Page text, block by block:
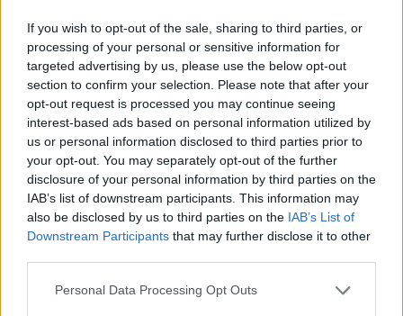
If you wish to opt-out of the sale, sharing to third parties, or
processing of your personal or sensitive information for
targeted advertising by us, please use the below opt-out
section to confirm your selection. Please note that after your
opt-out request is processed you may continue seeing
interest-based ads based on personal information utilized by
us or personal information disclosed to third parties prior to
your opt-out. You may separately opt-out of the further
disclosure of your personal information by third parties on the
IAB’s list of downstream participants. This information may
also be disclosed by us to third parties on the IAB’s List of
Downstream Participants that may further disclose it to other
Personal Data Processing Opt Outs
ή τη συγκέντρωση. Είχε να κάνει με
τονενθουσιασμό.Με την αίσθηση ότι
υπάρχει πάντα κάτι ακόμη να ανακαλύψει
κανείς.